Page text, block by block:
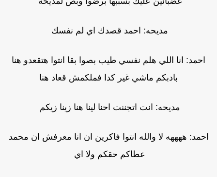
مديحه: احمد قصدك اي لم نفسك
احمد: انا اللي هلم نفسي طيب بصوا بقا انتوا هتقعدو هنا
بادبكم ماشي غير كدا فملكمش قعاد هنا
مديحه: انت اتجننت احنا لينا هنا زينا زيكم
احمد: ههههه لا والله انتوا فاكرين ان انا معرفش ان محمد
عطاكم حقكم ولا اي